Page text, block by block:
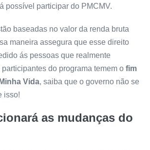
possível participar do PMCMV.
baseadas no valor da renda bruta
maneira assegura que esse direito
ás pessoas que realmente
do programa temem o fim
Vida, saiba que o governo não se
isso!
as mudanças do